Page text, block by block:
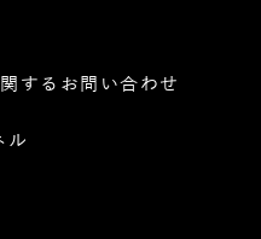
するお問い合わせ
ル